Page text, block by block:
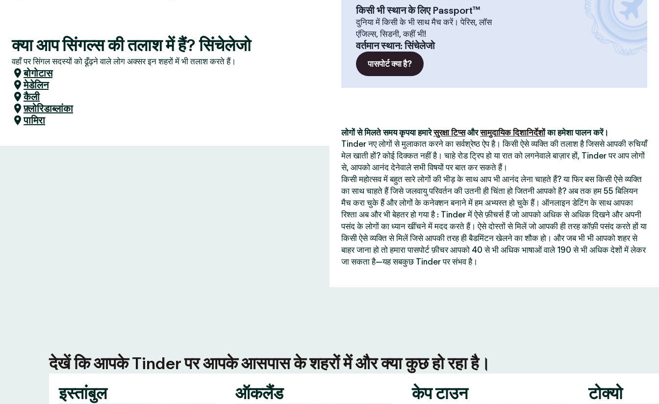
क्या आप सिंगल्स की तलाश में हैं? सिंचेलेजो
वहाँ पर सिंगल सदस्यों को ढूँढ़ने वाले लोग अक्सर इन शहरों में भी तलाश करते हैं।
बोगोटास
मेडेलिन
कैली
फ़्लोरिडाब्लांका
पामिरा
किसी भी स्थान के लिए Passport™
दुनिया में किसी के भी साथ मैच करें। पेरिस, लॉस
एंजिल्स, सिडनी, कहीं भी!
वर्तमान स्थान:सिंचेलेजो
पासपोर्ट क्या है?
लोगों से मिलते समय कृपया हमारेसुरक्षा टिप्सऔरसामुदायिक दिशानिर्देशोंका हमेशा पालन करें।
Tinder नए लोगों से मुलाकात करने का सर्वश्रेष्ठ ऐप है। किसी ऐसे व्यक्ति की तलाश है जिससे आपकी रुचियाँ
मेल खाती हों? कोई दिक्कत नहीं है। चाहे रोड ट्रिप हो या रात को लगनेवाले बाज़ार हों, Tinder पर आप लोगों
से, आपको आनंद देनेवाले सभी विषयों पर बात कर सकते हैं।
किसी महोत्सव में बहुत सारे लोगों की भीड़ के साथ आप भी आनंद लेना चाहते हैं? या फिर बस किसी ऐसे व्यक्ति
का साथ चाहते हैं जिसे जलवायु परिवर्तन की उतनी ही चिंता हो जितनी आपको है? अब तक हम 55 बिलियन
मैच करा चुके हैं और लोगों के कनेक्शन बनाने में हम अभ्यस्त हो चुके हैं। ऑनलाइन डेटिंग के साथ आपका
रिश्ता अब और भी बेहतर हो गया है : Tinder में ऐसे फ़ीचर्स हैं जो आपको अधिक से अधिक दिखने और अपनी
पसंद के लोगों का ध्यान खींचने में मदद करते हैं। ऐसे दोस्तों से मिलें जो आपकी ही तरह कॉफ़ी पसंद करते हों या
किसी ऐसे व्यक्ति से मिलें जिसे आपकी तरह ही बैडमिंटन खेलने का शौक हो। और जब भी भी आपको शहर से
बाहर जाना हो तो हमारा पासपोर्ट फ़ीचर आपको 40 से भी अधिक भाषाओं वाले 190 से भी अधिक देशों में लेकर
जा सकता है—यह सबकुछ Tinder पर संभव है।
देखें कि आपके Tinder पर आपके आसपास के शहरों में और क्या कुछ हो रहा है।
इस्तांबुल
ऑकलैंड केप टाउन टोक्यो